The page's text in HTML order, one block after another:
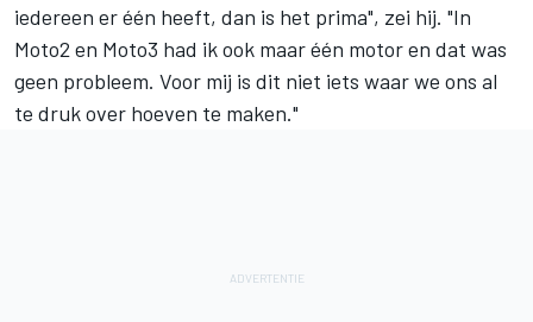
iedereen er één heeft, dan is het prima", zei hij. "In
Moto2 en Moto3 had ik ook maar één motor en dat was
geen probleem. Voor mij is dit niet iets waar we ons al
te druk over hoeven te maken."